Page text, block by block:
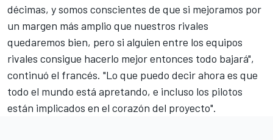
décimas, y somos conscientes de que si mejoramos por
un margen más amplio que nuestros rivales
quedaremos bien, pero si alguien entre los equipos
rivales consigue hacerlo mejor entonces todo bajará",
continuó el francés. "Lo que puedo decir ahora es que
todo el mundo está apretando, e incluso los pilotos
están implicados en el corazón del proyecto".